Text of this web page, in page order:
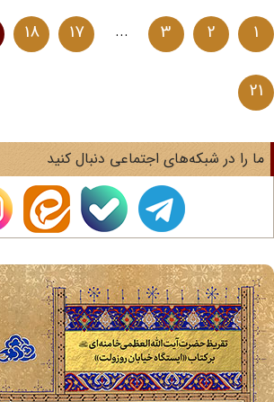
1
2
3
17
18
19
را در شبکه‌های اجتماعی دنبال کنید